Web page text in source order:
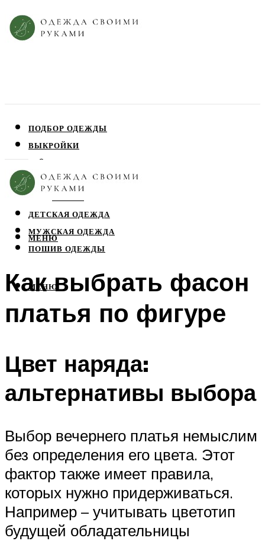
ПОДБОР ОДЕЖДЫ
ВЫКРОЙКИ
ЮБКИ
ДЕТСКАЯ ОДЕЖДА
МУЖСКАЯ ОДЕЖДА
ПОШИВ ОДЕЖДЫ
МЕНЮ
МЕНЮ
Как выбрать фасон
платья по фигуре
Цвет наряда:
альтернативы выбора
Выбор вечернего платья немыслим
без определения его цвета. Этот
фактор также имеет правила,
которых нужно придерживаться.
Например – учитывать цветотип
будущей обладательницы